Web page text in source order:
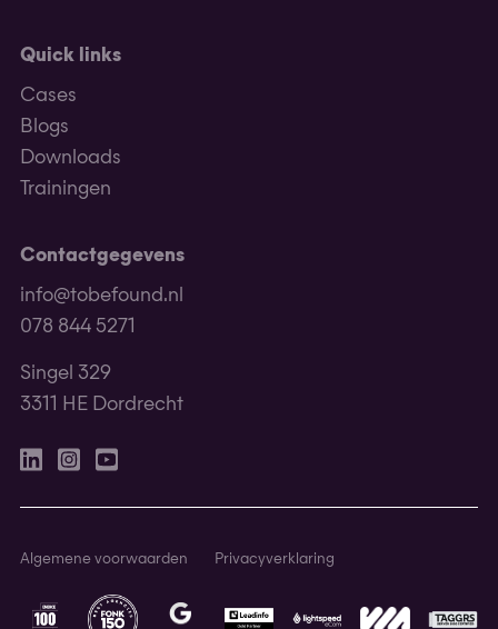
Quick links
Cases
Blogs
Downloads
Trainingen
Contactgegevens
info@tobefound.nl
078 844 5271
Singel 329
3311 HE Dordrecht
LinkedinInstagram
Youtube
Algemene voorwaarden Privacyverklaring